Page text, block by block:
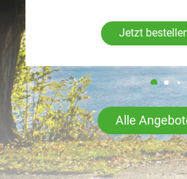
Jetzt
Alle